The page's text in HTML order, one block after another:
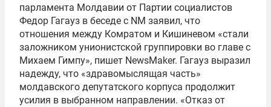
парламента Молдавии от Партии социалистов
Федор Гагауз в беседе с NM заявил, что
отношения между Комратом и Кишиневом «стали
заложником унионистской группировки во главе с
Михаем Гимпу», пишет NewsMaker. Гагауз выразил
надежду, что «здравомыслящая часть»
молдавского депутатского корпуса продолжит
усилия в выбранном направлении. «Отказ от